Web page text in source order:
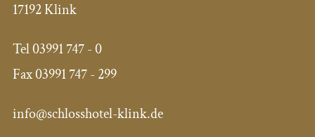
17192 Klink
Tel03991 747 - 0
Fax03991 747 - 299
info@schlosshotel-klink.de